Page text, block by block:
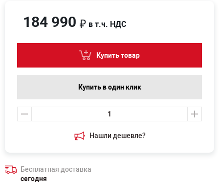
Нашли дешевле?
184 990 ₽ в т.ч. НДС
Купить товар
Купить в один клик
Бесплатная доставка
сегодня